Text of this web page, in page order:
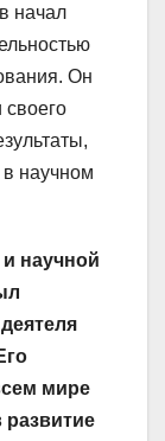
начал
Он
научном
научной
мире
развитие